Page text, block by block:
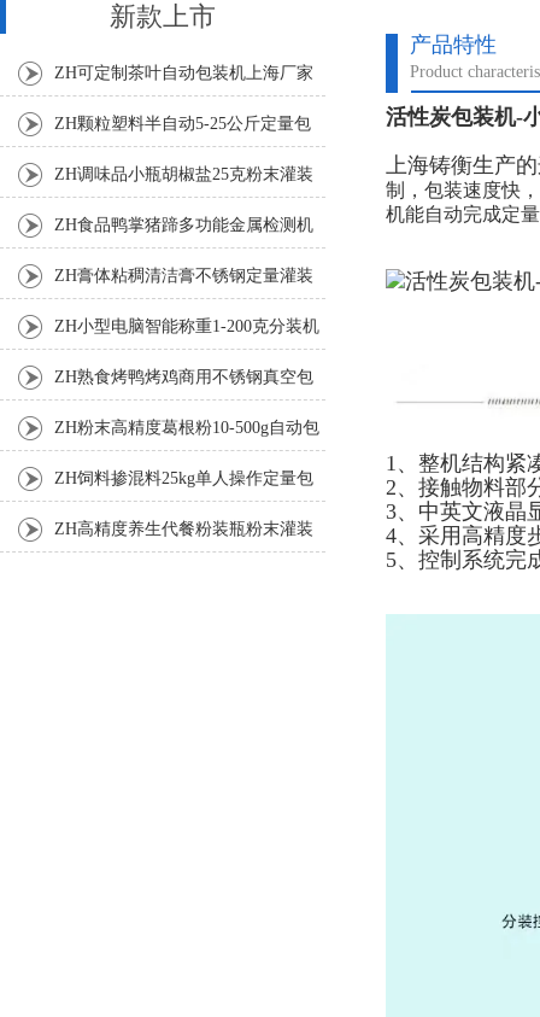
产品特性
Product
活性炭包装机-
上海铸衡生产
制，包装速度快
机能自动完成定
1、整机结构紧
2、接触物料部
3、中英文液晶
4、采用高精度
5、控制系统完
新款上市
ZH可定制茶叶自动包装机上海厂家
ZH颗粒塑料半自动5-25公斤定量包
装机 ZH调味品小瓶胡椒盐25克粉末灌装
ZH食品鸭掌猪蹄多功能金属检测机
ZH膏体粘稠清洁膏不锈钢定量灌装
机厂家 ZH小型电脑智能称重1-200克分装机
ZH熟食烤鸭烤鸡商用不锈钢真空包
装机 ZH粉末高精度葛根粉10-500g自动包
装机 ZH饲料掺混料25kg单人操作定量包
装机 ZH高精度养生代餐粉装瓶粉末灌装